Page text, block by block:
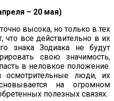
– 20 мая)
высока, но только в тех
что все действительно в их
знака Зодиака не будут
свою значимость,
в неловкое положение.
люди, их
на огромном
полезных связях.